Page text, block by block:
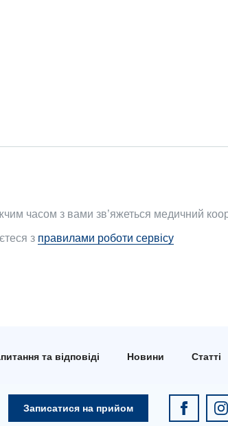
часом з вами зв’яжеться медичний
з правилами роботи сервісу
та відповіді Новини Статті
Записатися на прийом